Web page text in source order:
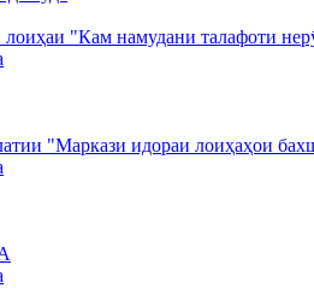
лоиҳаи "Кам намудани талафоти
"Маркази идораи лоиҳаҳои